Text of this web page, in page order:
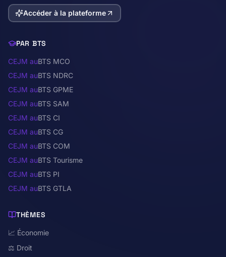
Accéder à la plateforme
PAR BTS
CEJM auBTS MCO
CEJM auBTS NDRC
CEJM auBTS GPME
CEJM auBTS SAM
CEJM auBTS CI
CEJM auBTS CG
CEJM auBTS COM
CEJM auBTS Tourisme
CEJM auBTS PI
CEJM auBTS GTLA
THÈMES
📈 Économie
⚖️ Droit